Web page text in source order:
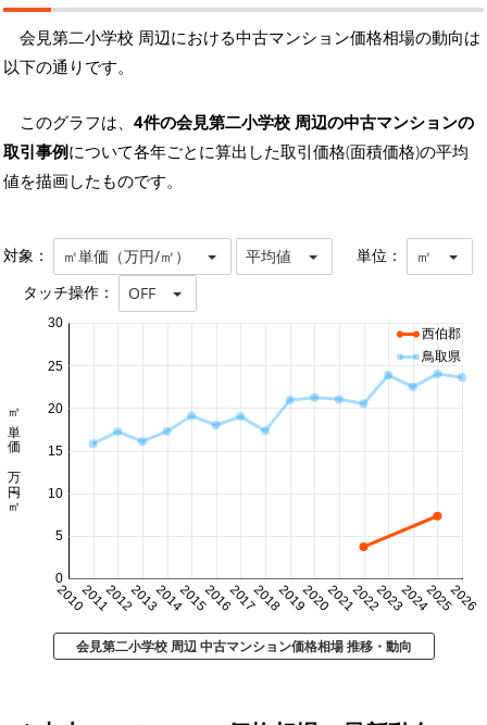
会見第二小学校 周辺における中古マンション価格相場の動向は
以下の通りです。
このグラフは、 4件の会見第二小学校 周辺の中古マンションの
取引事例について各年ごとに算出した取引価格(面積価格)の平均
値を描画したものです。
対象： ㎡単価（万円/㎡） 平均値 単位： ㎡
タッチ操作： OFF
20102011201220132014201520162017201820192020202120222023202420252026
0
5
10
15
20
25
30
㎡単価 万円/㎡
西伯郡
鳥取県
会見第二小学校 周辺 中古マンション価格相場 推移・動向